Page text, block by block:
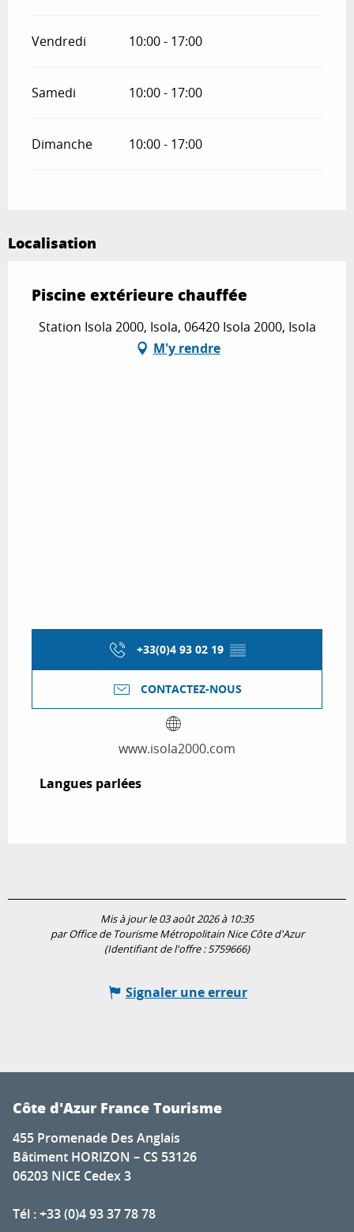
Vendredi 10:00 - 17:00
Samedi 10:00 - 17:00
Dimanche 10:00 - 17:00
Localisation
Piscine extérieure chauffée
Station Isola 2000, Isola, 06420 Isola 2000, Isola
M'y rendre
+33(0)4 93 02 19 ▒▒
CONTACTEZ-NOUS
www.isola2000.com
Langues parlées
Langues parlées
Mis à jour le 03 août 2026 à 10:35
par Office de Tourisme Métropolitain Nice Côte d'Azur
(Identifiant de l'offre :5759666)
Signaler une erreur
Côte d'Azur France Tourisme
455 Promenade Des Anglais
Bâtiment HORIZON – CS 53126
06203 NICE Cedex 3
Tél : +33 (0)4 93 37 78 78